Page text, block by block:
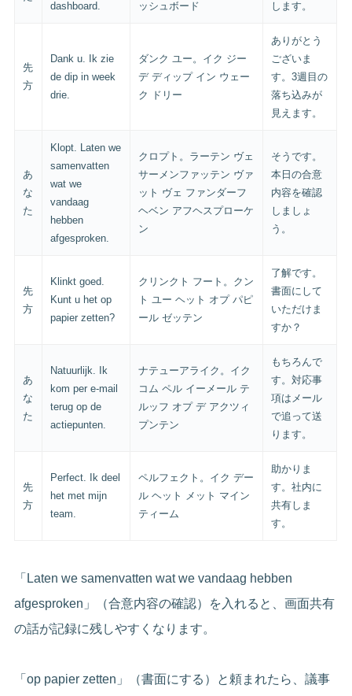
dashboard.
ッシュボード
します。
先
方
Dank u. Ik zie
de dip in week
drie.
ダンク ユー。イク ジー
デ ディップ イン ウェー
ク ドリー
ありがとう
ございま
す。3週目の
落ち込みが
見えます。
あ
な
た
Klopt. Laten we
samenvatten
wat we
vandaag
hebben
afgesproken.
クロプト。ラーテン ヴェ
サーメンファッテン ヴァ
ット ヴェ ファンダーフ
ヘベン アフヘスプローケ
ン
そうです。
本日の合意
内容を確認
しましょ
う。
先
方
Klinkt goed.
Kunt u het op
papier zetten?
クリンクト フート。クン
ト ユー ヘット オプ パピ
ール ゼッテン
了解です。
書面にして
いただけま
すか？
あ
な
た
Natuurlijk. Ik
kom per e-mail
terug op de
actiepunten.
ナテューアライク。イク
コム ペル イーメール テ
ルッフ オプ デ アクツィ
プンテン
もちろんで
す。対応事
項はメール
で追って送
ります。
先
方
Perfect. Ik deel
het met mijn
team.
ペルフェクト。イク デー
ル ヘット メット マイン
ティーム
助かりま
す。社内に
共有しま
す。
「Laten we samenvatten wat we vandaag hebben
afgesproken」（合意内容の確認）を入れると、画面共有
の話が記録に残しやすくなります。
「op papier zetten」（書面にする）と頼まれたら、議事